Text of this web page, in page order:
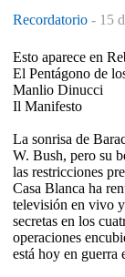
Recordatorio - 15
Esto aparece en
El Pentágono de
Manlio Dinucci
Il Manifesto
La sonrisa de
W. Bush, pero su
las restricciones
Casa Blanca ha
televisión en vivo
secretas en los
operaciones
está hoy en guerra